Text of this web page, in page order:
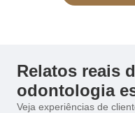
Relatos reais
odontologia
Veja experiências de